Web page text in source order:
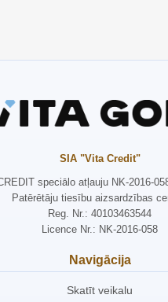
SIA "Vita Credit"
speciālo atļauju NK-2016-
Patērētāju tiesību aizsardzības
Reg. Nr.: 40103463544
Licence Nr.: NK-2016-058
Navigācija
Skatīt veikalu